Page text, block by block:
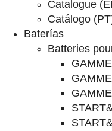
Catalogue
Catálogo
Baterías
Batteries